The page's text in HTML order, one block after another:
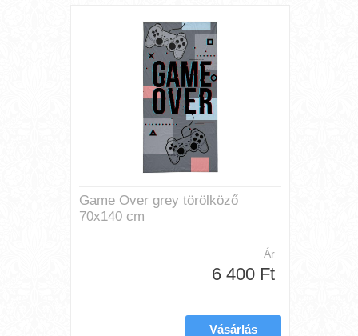
Game Over grey törölköző
70x140 cm
Ár
6 400 Ft